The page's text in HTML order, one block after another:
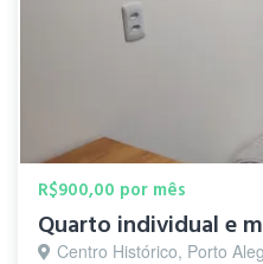
R$900,00 por mês
Quarto individual e
Centro Histórico, Porto